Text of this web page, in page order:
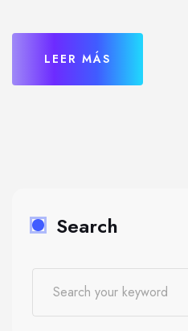
LEER MÁS
Search